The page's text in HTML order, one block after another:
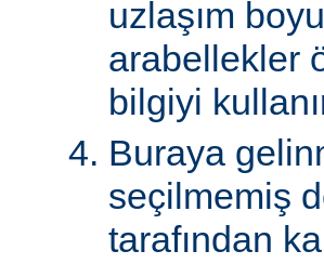
uzlaşım
arabellekler
bilgiyi
Buraya
seçilmemiş
tarafından